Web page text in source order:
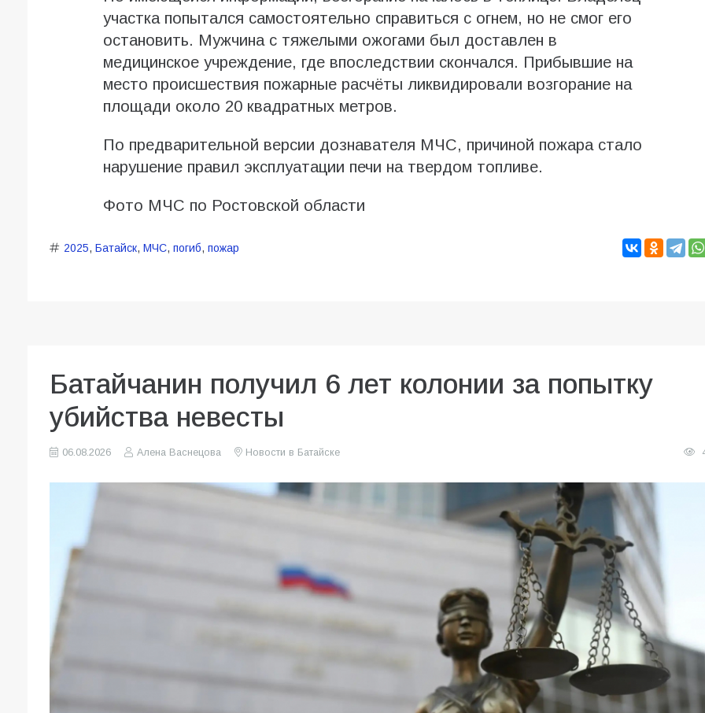
участка попытался самостоятельно справиться с огнем, но не смог его
остановить. Мужчина с тяжелыми ожогами был доставлен в
медицинское учреждение, где впоследствии скончался. Прибывшие на
место происшествия пожарные расчёты ликвидировали возгорание на
площади около 20 квадратных метров.
По предварительной версии дознавателя МЧС, причиной пожара стало
нарушение правил эксплуатации печи на твердом топливе.
Фото МЧС по Ростовской области
2025, Батайск, МЧС, погиб, пожар
Батайчанин получил 6 лет колонии за попытку
убийства невесты
06.08.2026 Алена Васнецова Новости в Батайске